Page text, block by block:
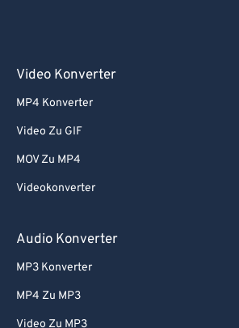
Video Konverter
MP4 Konverter
Video Zu GIF
MOV Zu MP4
Videokonverter
Audio Konverter
MP3 Konverter
MP4 Zu MP3
Video Zu MP3